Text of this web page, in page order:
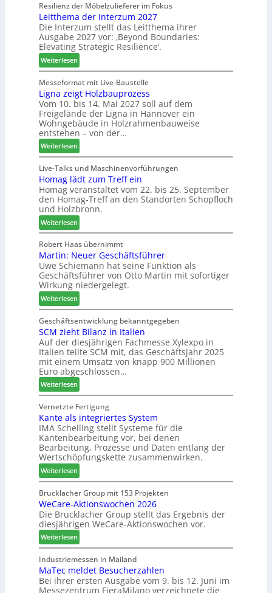
S
o
r
t
i
m
e
n
t
n
u
n
g
e
n
f
ü
r
P
l
a
n
t
a
g
m
e
l
l
o
-
F
r
ä
s
e
r
u
n
d
-
V
e
r
b
i
n
d
e
r
Resilienz der Möbelzulieferer im Fokus
Leitthema der Interzum 2027
Die Interzum stellt das Leitthema ihrer
Ausgabe 2027 vor: ‚Beyond Boundaries:
Elevating Strategic Resilience‘.
Weiterlesen:
L
e
i
t
t
h
e
m
a
d
e
r
I
n
t
e
r
z
u
m
2
0
2
7
Messeformat mit Live-Baustelle
Ligna zeigt Holzbauprozess
Vom 10. bis 14. Mai 2027 soll auf dem
Freigelände der Ligna in Hannover ein
Wohngebäude in Holzrahmenbauweise
entstehen – von der…
Weiterlesen:
L
i
g
n
a
z
e
i
g
t
H
o
l
z
b
a
u
p
r
o
z
e
s
s
Live-Talks und Maschinenvorführungen
Homag lädt zum Treff ein
Homag veranstaltet vom 22. bis 25. September
den Homag-Treff an den Standorten Schopfloch
und Holzbronn.
Weiterlesen:
H
o
m
a
g
l
ä
d
t
z
u
m
T
r
e
f
f
e
i
n
Robert Haas übernimmt
Martin: Neuer Geschäftsführer
Uwe Schiemann hat seine Funktion als
Geschäftsführer von Otto Martin mit sofortiger
Wirkung niedergelegt.
Weiterlesen:
M
a
r
t
n
:
N
e
u
e
G
e
s
c
h
ä
f
t
s
f
ü
h
r
e
Geschäftsentwicklung bekanntgegeben
SCM zieht Bilanz in Italien
Auf der diesjährigen Fachmesse Xylexpo in
Italien teilte SCM mit, das Geschäftsjahr 2025
mit einem Umsatz von knapp 900 Millionen
Euro abgeschlossen…
Weiterlesen:
S
C
M
z
i
e
h
t
B
i
l
a
n
z
i
n
I
t
Vernetzte Fertigung
Kante als integriertes System
IMA Schelling stellt Systeme für die
Kantenbearbeitung vor, bei denen
Bearbeitung, Prozesse und Daten entlang der
Wertschöpfungskette zusammenwirken.
Weiterlesen:
K
a
n
t
e
l
s
i
n
t
Brucklacher Group mit 153 Projekten
WeCare-Aktionswochen 2026
Die Brucklacher Group stellt das Ergebnis der
diesjährigen WeCare-Aktionswochen vor.
Weiterlesen:
W
e
C
a
r
Industriemessen in Mailand
MaTec meldet Besucherzahlen
Bei ihrer ersten Ausgabe vom 9. bis 12. Juni im
Messezentrum FieraMilano verzeichnete die